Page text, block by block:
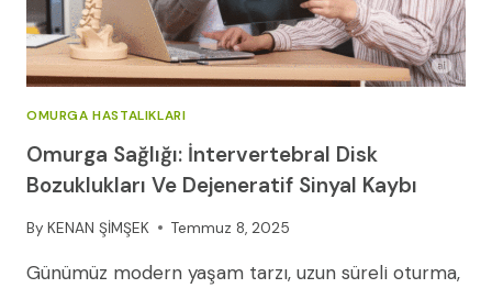
OMURGA HASTALIKLARI
Omurga Sağlığı: İntervertebral Disk
Bozuklukları Ve Dejeneratif Sinyal Kaybı
By KENAN ŞİMŞEK Temmuz 8, 2025
Günümüz modern yaşam tarzı, uzun süreli oturma,